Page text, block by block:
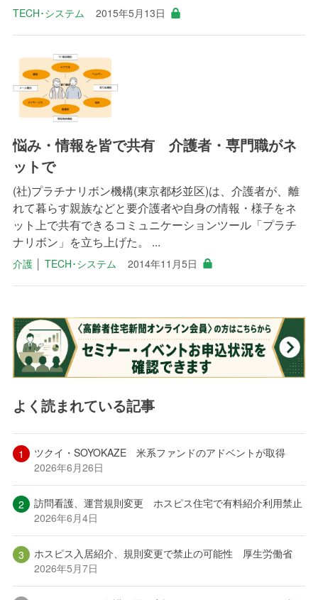
TECH･システム 2015年5月13日
悩み・情報を皆で共有 介護者・専門職がネ
ットで
(社)プラチナリボン機構(東京都杉並区)は、介護者が、離
れて暮らす親族などと要介護者や自身の情報・様子をネ
ット上で共有できるコミュニケーションツール「プラチ
ナリボン」を立ち上げた。 ...
介護│ TECH･システム 2014年11月5日
よく読まれている記事
ツクイ・SOYOKAZE 米系ファンドのアドベントが取得
2026年6月26日
訪問看護、運営規則変更 ホスピス住宅で有料紹介利用禁止
2026年6月4日
ホスピス入居紹介、規則変更で禁止の可能性 厚生労働省
2026年5月7日